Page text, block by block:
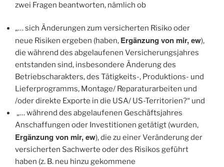
zwei Fragen beantworten, nämlich ob
„… sich Änderungen zum versicherten Risiko oder
neue Risiken ergeben (haben, Ergänzung von mir, ew),
die während des abgelaufenen Versicherungsjahres
entstanden sind, insbesondere Änderung des
Betriebscharakters, des Tätigkeits-, Produktions- und
Lieferprogramms, Montage/ Reparaturarbeiten und
/oder direkte Exporte in die USA/ US-Territorien?“ und
„… während des abgelaufenen Geschäftsjahres
Anschaffungen oder Investitionen getätigt (wurden,
Ergänzung von mir, ew), die zu einer Veränderung der
versicherten Sachwerte oder des Risikos geführt
haben (z. B. neu hinzu gekommene